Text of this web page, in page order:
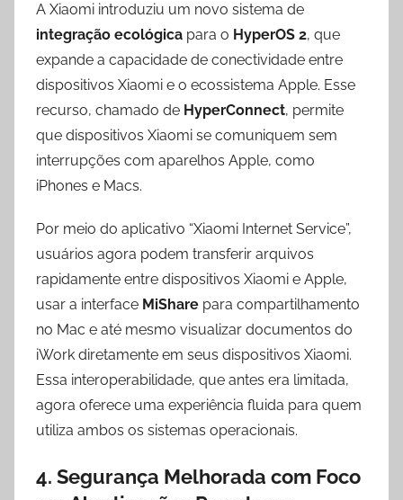
A Xiaomi introduziu um novo sistema de
integração ecológica para o HyperOS 2, que
expande a capacidade de conectividade entre
dispositivos Xiaomi e o ecossistema Apple. Esse
recurso, chamado de HyperConnect, permite
que dispositivos Xiaomi se comuniquem sem
interrupções com aparelhos Apple, como
iPhones e Macs.
Por meio do aplicativo “Xiaomi Internet Service”,
usuários agora podem transferir arquivos
rapidamente entre dispositivos Xiaomi e Apple,
usar a interface MiShare para compartilhamento
no Mac e até mesmo visualizar documentos do
iWork diretamente em seus dispositivos Xiaomi.
Essa interoperabilidade, que antes era limitada,
agora oferece uma experiência fluida para quem
utiliza ambos os sistemas operacionais.
4. Segurança Melhorada com Foco